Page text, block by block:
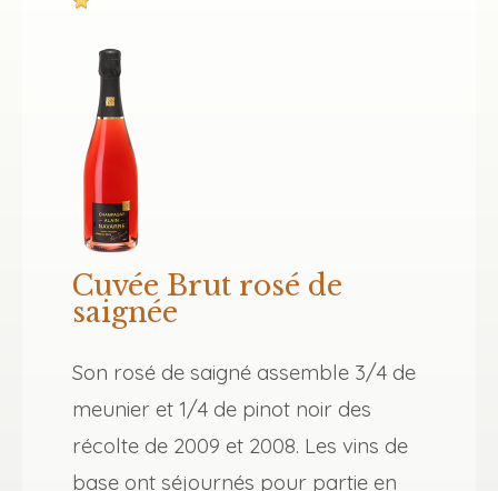
Cuvée Brut rosé de
saignée
Son rosé de saigné assemble 3/4 de
meunier et 1/4 de pinot noir des
récolte de 2009 et 2008. Les vins de
base ont séjournés pour partie en